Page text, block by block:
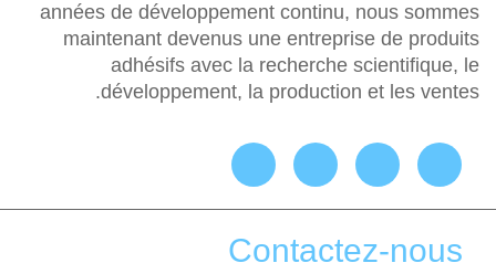
années de développement continu, nous sommes
maintenant devenus une entreprise de produits
adhésifs avec la recherche scientifique, le
développement, la production et les ventes.
Contactez-nous